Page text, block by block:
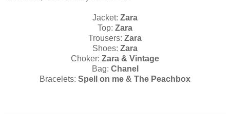
Jacket: Zara
Top: Zara
Trousers: Zara
Shoes: Zara
Choker: Zara & Vintage
Bag: Chanel
Bracelets: Spell on me & The Peachbox